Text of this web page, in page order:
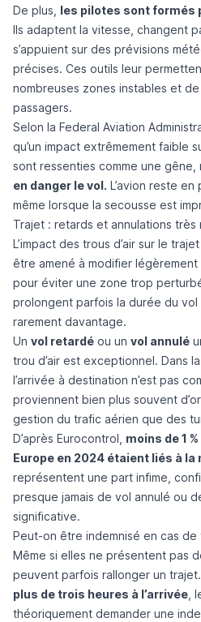
De plus, les pilotes sont formés
Ils adaptent la vitesse, changent
s’appuient sur des prévisions
précises. Ces outils leur
nombreuses zones instables et
passagers.
Selon la Federal Aviation
qu’un impact extrêmement faible
sont ressenties comme une gêne,
en danger le vol. L’avion reste
même lorsque la secousse est
Trajet : retards et annulations très
L’impact des trous d’air sur le
être amené à modifier
pour éviter une zone trop
prolongent parfois la durée du vol
rarement davantage.
Un vol retardé ou un vol annulé
trou d’air est exceptionnel. Dans
l’arrivée à destination n’est pas
proviennent bien plus souvent
gestion du trafic aérien que des
D’après Eurocontrol moins de 1
Europe en 2024 étaient liés à la
représentent une part infime,
presque jamais de vol annulé ou
significative.
Peut-on être indemnisé en cas de
Même si elles ne présentent pas
peuvent parfois rallonger un trajet.
plus de trois heures à l’arrivée ,
théoriquement demander une